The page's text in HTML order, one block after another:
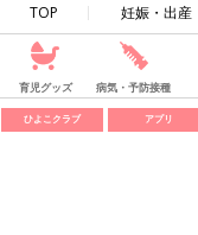
TOP 妊娠・出産
育児グッズ 病気・予防接種
ひよこクラブ アプリ